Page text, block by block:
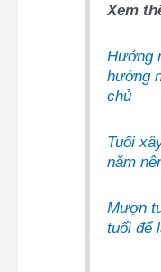
Xem
Hướng
hướng
chủ
Tuổi
năm
Mượn
tuổi để